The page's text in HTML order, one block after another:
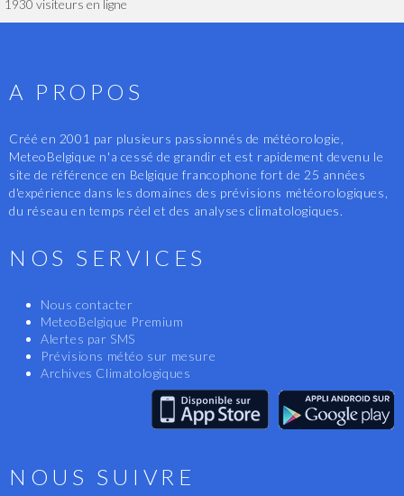
1930 visiteurs en ligne
A PROPOS
Créé en 2001 par plusieurs passionnés de météorologie,
MeteoBelgique n'a cessé de grandir et est rapidement devenu le
site de référence en Belgique francophone fort de 25 années
d'expérience dans les domaines des prévisions météorologiques,
du réseau en temps réel et des analyses climatologiques.
NOS SERVICES
Nous contacter
MeteoBelgique Premium
Alertes par SMS
Prévisions météo sur mesure
Archives Climatologiques
NOUS SUIVRE